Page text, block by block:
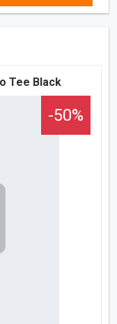
Tee Black
-50%